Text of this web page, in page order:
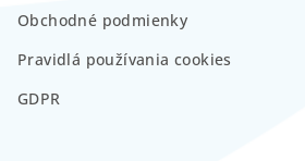
Obchodné podmienky
Pravidlá používania cookies
GDPR